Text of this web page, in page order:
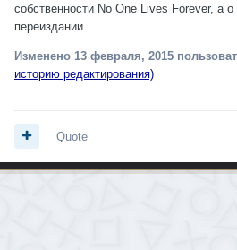
собственности No One Lives Forever, а
переиздании.
Изменено 13 февраля, 2015
историю редактирования)
Quote